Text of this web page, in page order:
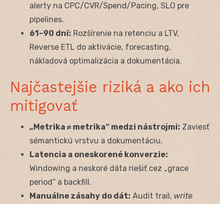
alerty na CPC/CVR/Spend/Pacing, SLO pre
pipelines.
61–90 dní: Rozšírenie na retenciu a LTV,
Reverse ETL do aktivácie, forecasting,
nákladová optimalizácia a dokumentácia.
Najčastejšie riziká a ako ich
mitigovať
„Metrika ≠ metrika“ medzi nástrojmi: Zaviesť
sémantickú vrstvu a dokumentáciu.
Latencia a oneskorené konverzie:
Windowing a neskoré dáta riešiť cez „grace
period“ a backfill.
Manuálne zásahy do dát: Audit trail, write